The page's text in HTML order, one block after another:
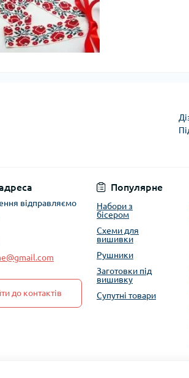
відправляємо
до контактів
Популярне
Набори з
бісером
Схеми для
вишивки
Рушники
Заготовки під
вишивку
Супутні товари